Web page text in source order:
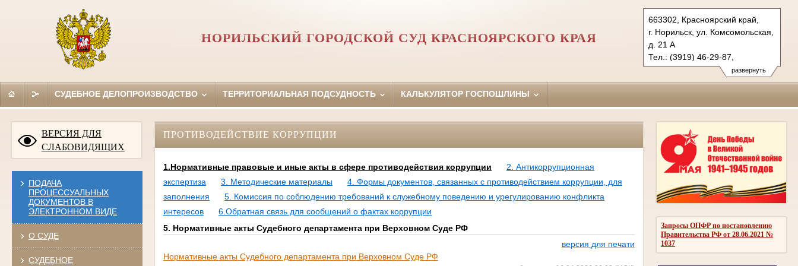
развернуть
663302, Красноярский край,
г. Норильск, ул. Комсомольская,
д. 21 А
Тел.: (3919) 46-29-87,
(3919) 46-44-83
norilsk.krk@sudrf.ru
НОРИЛЬСКИЙ ГОРОДСКОЙ СУД КРАСНОЯРСКОГО КРАЯ
СУДЕБНОЕ ДЕЛОПРОИЗВОДСТВО ТЕРРИТОРИАЛЬНАЯ ПОДСУДНОСТЬ КАЛЬКУЛЯТОР ГОСПОШЛИНЫ
ВЕРСИЯ ДЛЯ
СЛАБОВИДЯЩИХ
ПОДАЧА
ПРОЦЕССУАЛЬНЫХ
ДОКУМЕНТОВ В
ЭЛЕКТРОННОМ ВИДЕ
О СУДЕ
СУДЕБНОЕ
Запросы ОПФР по постановлению
Правительства РФ от 28.06.2021 №
1037
ПРОТИВОДЕЙСТВИЕ КОРРУПЦИИ
1.Нормативные правовые и иные акты в сфере противодействия коррупции
2. Антикоррупционная
экспертиза
3. Методические материалы
4. Формы документов, связанных с противодействием коррупции, для
заполнения
5. Комиссия по соблюдению требований к служебному поведению и урегулированию конфликта
интересов
6.Обратная связь для сообщений о фактах коррупции
5. Нормативные акты Судебного департамента при Верховном Суде РФ
версия для печати
Нормативные акты Судебного департамента при Верховном Суде РФ